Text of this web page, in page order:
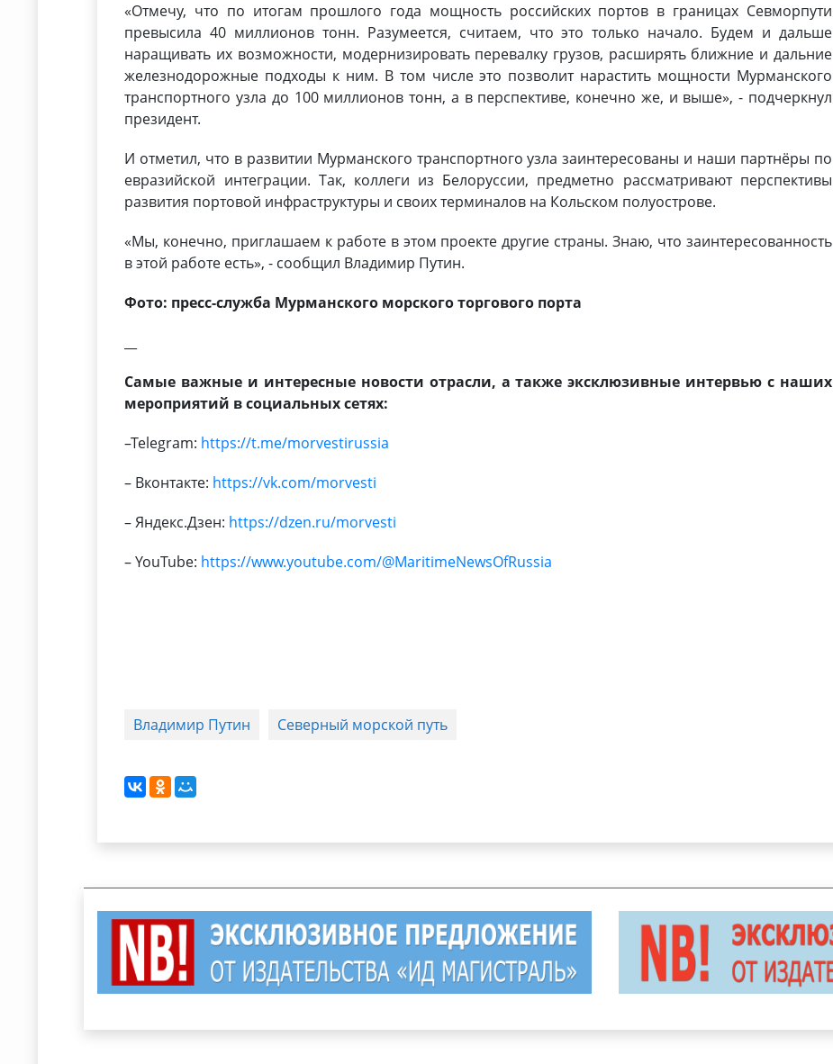
«Отмечу, что по итогам прошлого года мощность российских портов в границах Севморпути
превысила 40 миллионов тонн. Разумеется, считаем, что это только начало. Будем и дальше
наращивать их возможности, модернизировать перевалку грузов, расширять ближние и дальние
железнодорожные подходы к ним. В том числе это позволит нарастить мощности Мурманского
транспортного узла до 100 миллионов тонн, а в перспективе, конечно же, и выше», - подчеркнул
президент.
И отметил, что в развитии Мурманского транспортного узла заинтересованы и наши партнёры по
евразийской интеграции. Так, коллеги из Белоруссии, предметно рассматривают перспективы
развития портовой инфраструктуры и своих терминалов на Кольском полуострове.
«Мы, конечно, приглашаем к работе в этом проекте другие страны. Знаю, что заинтересованность
в этой работе есть», - сообщил Владимир Путин.
Фото: пресс-служба Мурманского морского торгового порта
Самые важные и интересные новости отрасли, а также эксклюзивные интервью с наших
мероприятий в социальных сетях:
–Telegram: https://t.me/morvestirussia
– Вконтакте: https://vk.com/morvesti
– Яндекс.Дзен: https://dzen.ru/morvesti
– YouTube: https://www.youtube.com/@MaritimeNewsOfRussia
Владимир Путин Северный морской путь